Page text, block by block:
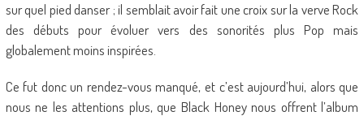
sur quel pied danser ; il semblait avoir fait une croix sur la verve Rock
des débuts pour évoluer vers des sonorités plus Pop mais
globalement moins inspirées.
Ce fut donc un rendez-vous manqué, et c’est aujourd’hui, alors que
nous ne les attentions plus, que Black Honey nous offrent l’album